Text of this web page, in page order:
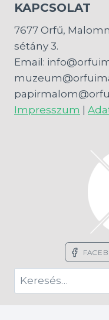
KAPCSOLAT
7677 Orfű,
sétány 3.
Email:
Impresszum
Keresés: